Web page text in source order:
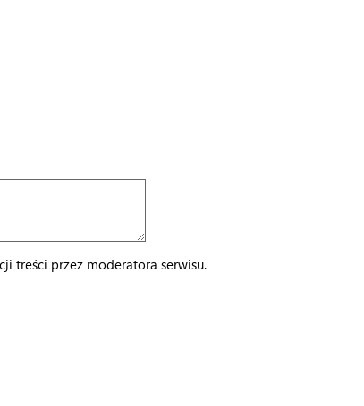
treści przez moderatora serwisu.